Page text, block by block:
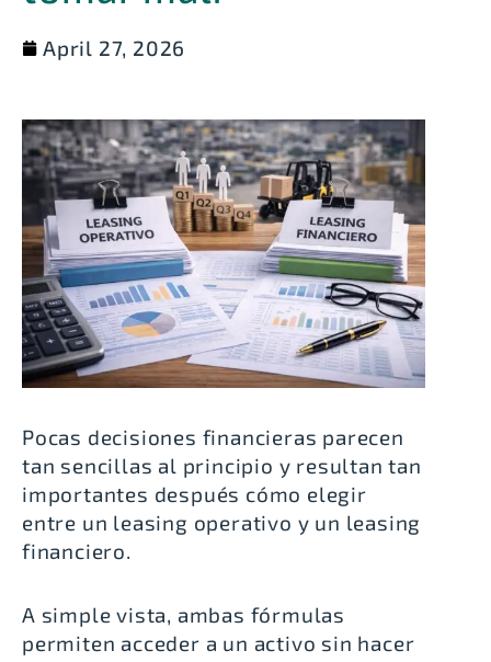
April 27, 2026
Pocas decisiones financieras parecen
tan sencillas al principio y resultan tan
importantes después cómo elegir
entre un leasing operativo y un leasing
financiero.
A simple vista, ambas fórmulas
permiten acceder a un activo sin hacer